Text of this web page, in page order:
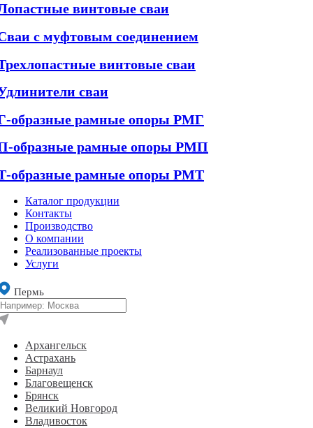
винтовые сваи
с муфтовым соединением
винтовые сваи
сваи
образные рамные опоры РМГ
образные рамные опоры РМП
образные рамные опоры РМТ
Каталог продукции
Контакты
Производство
О компании
Реализованные проекты
Услуги
Пермь
Архангельск
Астрахань
Барнаул
Благовещенск
Брянск
Великий Новгород
Владивосток